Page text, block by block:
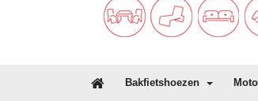
Bakfietshoezen